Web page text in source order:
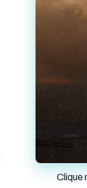
Clique